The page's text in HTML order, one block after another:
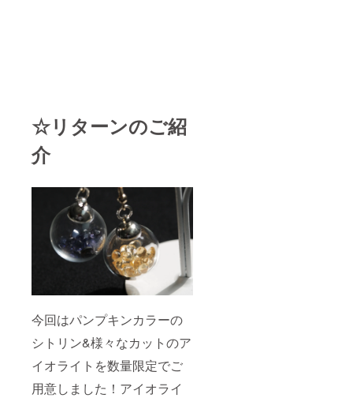
☆リターンのご紹
介
今回はパンプキンカラーの
シトリン&様々なカットのア
イオライトを数量限定でご
用意しました！アイオライ